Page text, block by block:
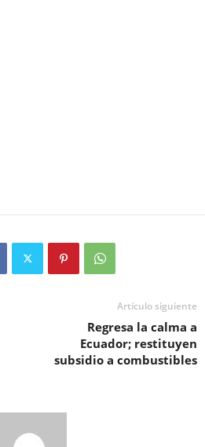
Artículo siguiente
Regresa la calma a
Ecuador; restituyen
subsidio a combustibles